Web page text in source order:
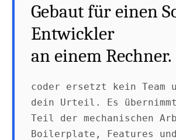
Gebaut für einen
Entwickler
an einem Rechner.
coder ersetzt kein Team
dein Urteil. Es
Teil der mechanischen
Boilerplate, Features und